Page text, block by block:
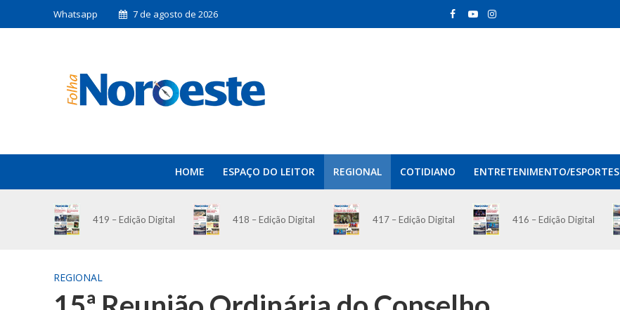
Whatsapp 7 de agosto de 2026
HOME ESPAÇO DO LEITOR REGIONAL COTIDIANO ENTRETENIMENTO/ESPORTES
419 – Edição Digital 418 – Edição Digital 417 – Edição Digital 416 – Edição Digital
REGIONAL